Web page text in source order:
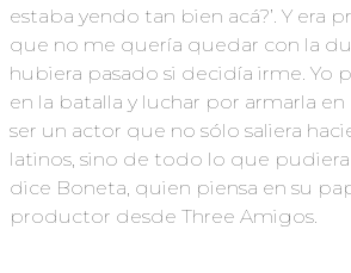
estaba yendo tan bien acá?’. Y era
que no me quería quedar con la
hubiera pasado si decidía irme. Yo
en la batalla y luchar por armarla
ser un actor que no sólo saliera
latinos, sino de todo lo que pudiera
dice Boneta, quien piensa en su
productor desde Three Amigos.